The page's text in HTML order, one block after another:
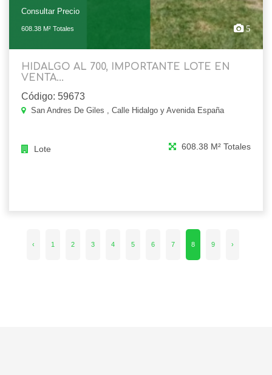
Consultar Precio
608.38 M² Totales 5
HIDALGO AL 700, IMPORTANTE LOTE EN
VENTA...
Código: 59673
San Andres De Giles , Calle Hidalgo y Avenida España
Lote 608.38 M² Totales
‹ 1 2 3 4 5 6 7 8 9 ›